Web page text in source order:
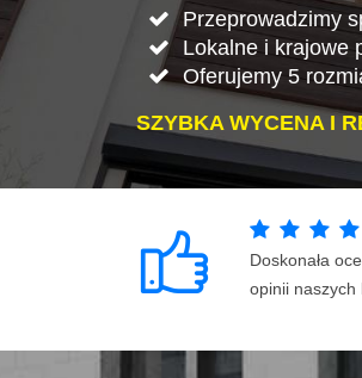
Przeprowadzimy
Lokalne i krajowe
Oferujemy 5
SZYBKA WYCENA I
Doskonała
opinii naszych